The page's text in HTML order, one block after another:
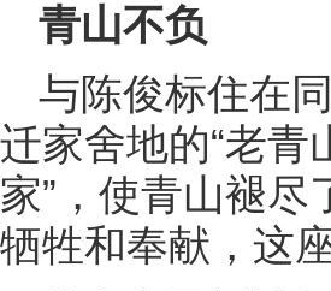
青山不负
与陈俊标住在
迁家舍地的“老青
家”，使青山褪
牺牲和奉献，这